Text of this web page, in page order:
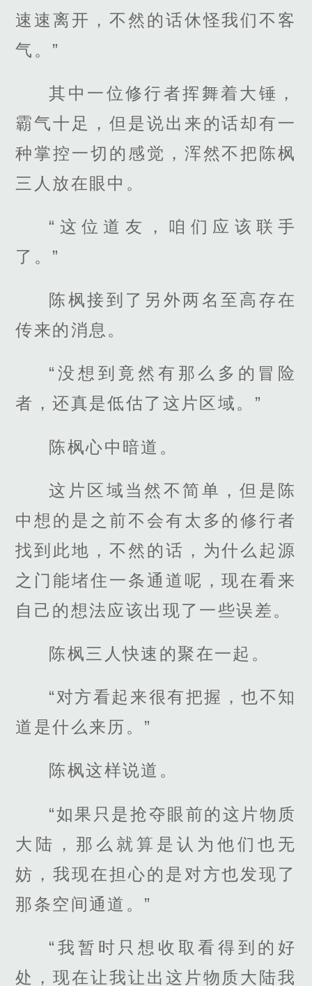
速速离开，不然的话休怪我们不客
气。”
其中一位修行者挥舞着大锤，
霸气十足，但是说出来的话却有一
种掌控一切的感觉，浑然不把陈枫
三人放在眼中。
“这位道友，咱们应该联手
了。”
陈枫接到了另外两名至高存在
传来的消息。
“没想到竟然有那么多的冒险
者，还真是低估了这片区域。”
陈枫心中暗道。
这片区域当然不简单，但是陈
中想的是之前不会有太多的修行者
找到此地，不然的话，为什么起源
之门能堵住一条通道呢，现在看来
自己的想法应该出现了一些误差。
陈枫三人快速的聚在一起。
“对方看起来很有把握，也不知
道是什么来历。”
陈枫这样说道。
“如果只是抢夺眼前的这片物质
大陆，那么就算是认为他们也无
妨，我现在担心的是对方也发现了
那条空间通道。”
“我暂时只想收取看得到的好
处，现在让我让出这片物质大陆我